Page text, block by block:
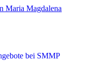
Maria Magdalena
bei SMMP